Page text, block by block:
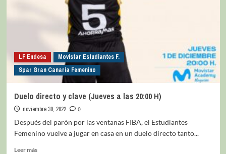
LF Endesa
Movistar Estudiantes F.
Spar Gran Canaria Femenino
Duelo directo y clave (Jueves a las 20:00 H)
noviembre 30, 2022
0
Después del parón por las ventanas FIBA, el Estudiantes
Femenino vuelve a jugar en casa en un duelo directo tanto...
Leer más